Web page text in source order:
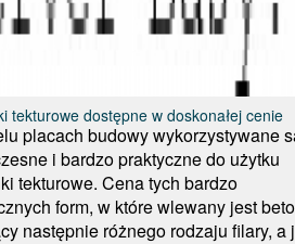
tekturowe dostępne w doskonałej cenie
placach budowy wykorzystywane
i bardzo praktyczne do użytku
tekturowe. Cena tych bardzo
form, w które wlewany jest
następnie różnego rodzaju filary, a